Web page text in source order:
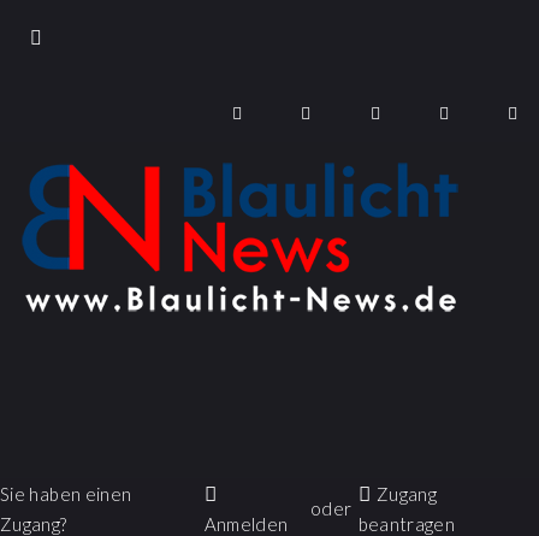
Sie haben einen
Zugang?
Anmelden
oder
Zugang
beantragen